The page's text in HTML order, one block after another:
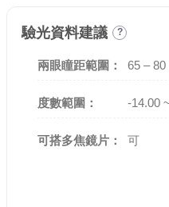
驗光資料建議 ?
兩眼瞳距範圍： 65 – 80
度數範圍： -14.00
可搭多焦鏡片： 可